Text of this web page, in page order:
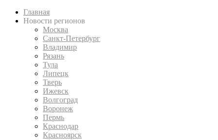
Главная
Новости регионов
Москва
Санкт-Петербург
Владимир
Рязань
Тула
Липецк
Тверь
Ижевск
Волгоград
Воронеж
Пермь
Краснодар
Красноярск